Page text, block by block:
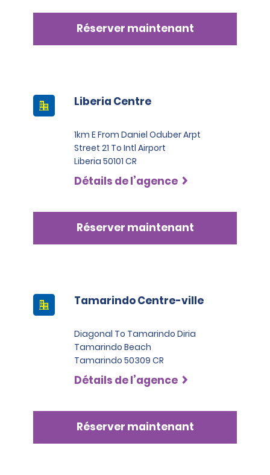
Réserver maintenant
Liberia Centre
1km E From Daniel Oduber Arpt
Street 21 To Intl Airport
Liberia 50101 CR
Détails de l’agence
Réserver maintenant
Tamarindo Centre-ville
Diagonal To Tamarindo Diria
Tamarindo Beach
Tamarindo 50309 CR
Détails de l’agence
Réserver maintenant